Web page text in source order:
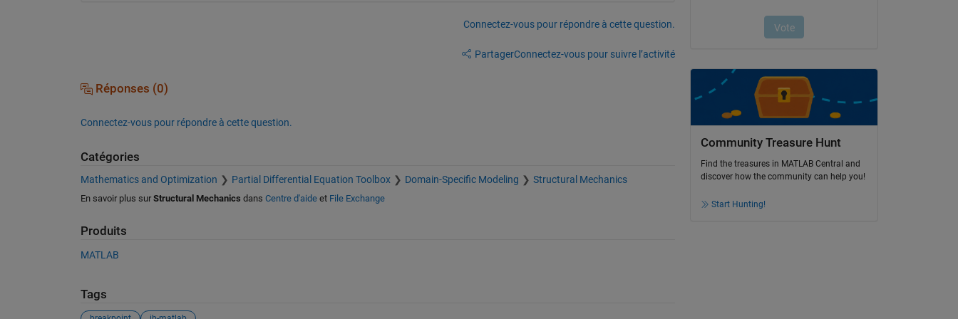
Connectez-vous pour répondre à cette question.
PartagerConnectez-vous pour suivre l’activité
Réponses (0)
Connectez-vous pour répondre à cette question.
Catégories
Mathematics and Optimization Partial Differential Equation Toolbox Domain-Specific Modeling Structural Mechanics
En savoir plus sur Structural Mechanics dans Centre d'aideet File Exchange
Produits
MATLAB
Tags
Community Treasure Hunt
Find the treasures in MATLAB Central and
discover how the community can help you!
Start Hunting!